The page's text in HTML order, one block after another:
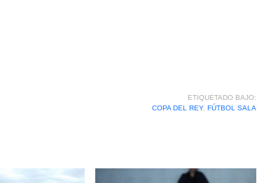
ETIQUETADO BAJO:
COPA DEL REY, FÚTBOL SALA